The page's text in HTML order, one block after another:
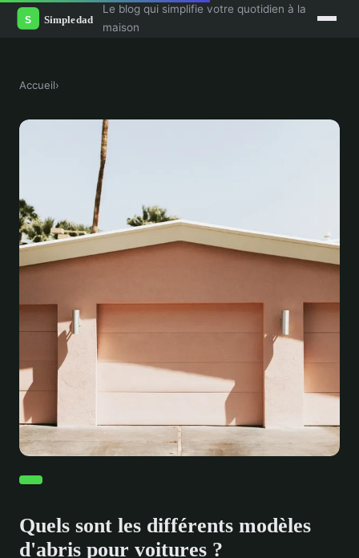
Le blog qui simplifie votre quotidien à la
maison
Accueil›
Quels sont les différents modèles
d'abris pour voitures ?